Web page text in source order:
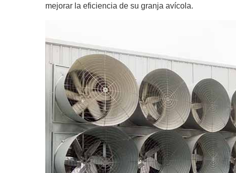
mejorar la eficiencia de su granja avícola.